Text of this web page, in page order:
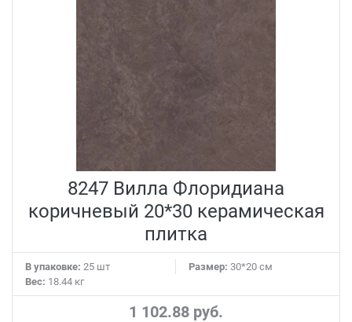
8247 Вилла Флоридиана
коричневый 20*30 керамическая
плитка
В упаковке: 25 шт Размер: 30*20 см
Вес: 18.44 кг
1 102.88 руб.